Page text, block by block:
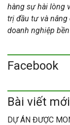
hàng sự hài lòng
trị đầu tư và
doanh nghiệp
Facebook
Bài viết mới
DỰ ÁN ĐƯỢC